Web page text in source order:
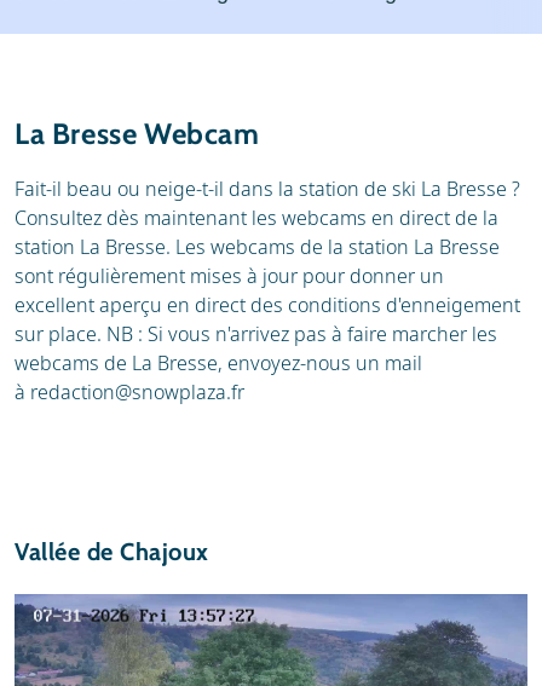
Location
Location de ski
La Bresse Webcam
Fait-il beau ou neige-t-il dans la station de ski La Bresse ?
Consultez dès maintenant les webcams en direct de la
station La Bresse. Les webcams de la station La Bresse
sont régulièrement mises à jour pour donner un
excellent aperçu en direct des conditions d'enneigement
sur place. NB : Si vous n'arrivez pas à faire marcher les
webcams de La Bresse, envoyez-nous un mail
à redaction@snowplaza.fr
Vallée de Chajoux